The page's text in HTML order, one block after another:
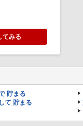
てみる
貯まる
て 貯まる